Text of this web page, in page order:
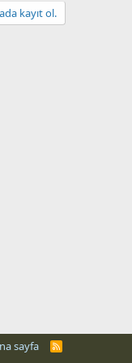
kayıt ol.
sayfa
R